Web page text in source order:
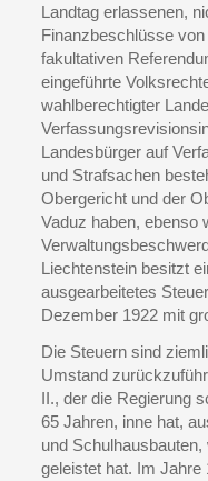
Landtag erlassenen,
Finanzbeschlüsse
fakultativen
eingeführte
wahlberechtigter
Landesbürger auf
und Strafsachen
Obergericht und der
Vaduz haben, ebenso
Liechtenstein besitzt
ausgearbeitetes
Dezember 1922 mit
Die Steuern sind
Umstand
II., der die Regierung
65 Jahren, inne hat,
und
geleistet hat. Im Jahre